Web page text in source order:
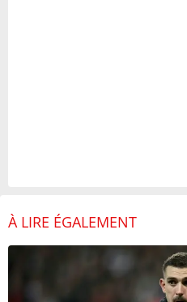
À LIRE ÉGALEMENT